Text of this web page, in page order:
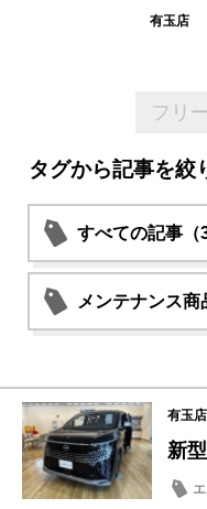
有玉店
タグから記事を絞
すべての記事（
メンテナンス商
有玉店
新